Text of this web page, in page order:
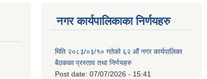
नगर कार्यपालिकाका निर्णयहरु
मिति २०८३/०३/१० गतेको ६२ औं नगर कार्यपालिका
बैठकका प्रस्ताव तथा निर्णयहरु
Post date: 07/07/2026 - 15:41